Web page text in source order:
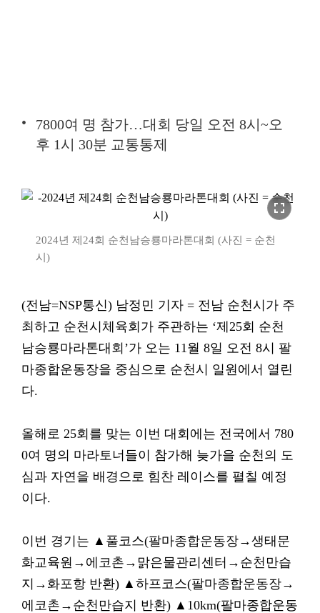
7800여 명 참가…대회 당일 오전 8시~오
후 1시 30분 교통통제
fullscreen
2024년 제24회 순천남승룡마라톤대회 (사진 = 순천
시)
(전남=NSP통신) 남정민 기자 = 전남 순천시가 주
최하고 순천시체육회가 주관하는 ‘제25회 순천
남승룡마라톤대회’가 오는 11월 8일 오전 8시 팔
마종합운동장을 중심으로 순천시 일원에서 열린
다.
올해로 25회를 맞는 이번 대회에는 전국에서 780
0여 명의 마라토너들이 참가해 늦가을 순천의 도
심과 자연을 배경으로 힘찬 레이스를 펼칠 예정
이다.
이번 경기는 ▲풀코스(팔마종합운동장→생태문
화교육원→에코촌→맑은물관리센터→순천만습
지→화포항 반환) ▲하프코스(팔마종합운동장→
에코촌→순천만습지 반환) ▲10km(팔마종합운동